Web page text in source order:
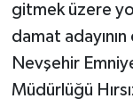
gitmek üzere
damat
Nevşehir
Müdürlüğü